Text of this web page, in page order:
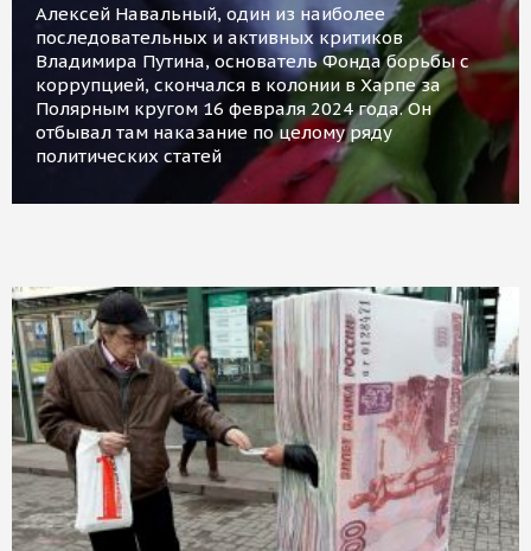
Алексей Навальный, один из наиболее
последовательных и активных критиков
Владимира Путина, основатель Фонда борьбы с
коррупцией, скончался в колонии в Харпе за
Полярным кругом 16 февраля 2024 года. Он
отбывал там наказание по целому ряду
политических статей